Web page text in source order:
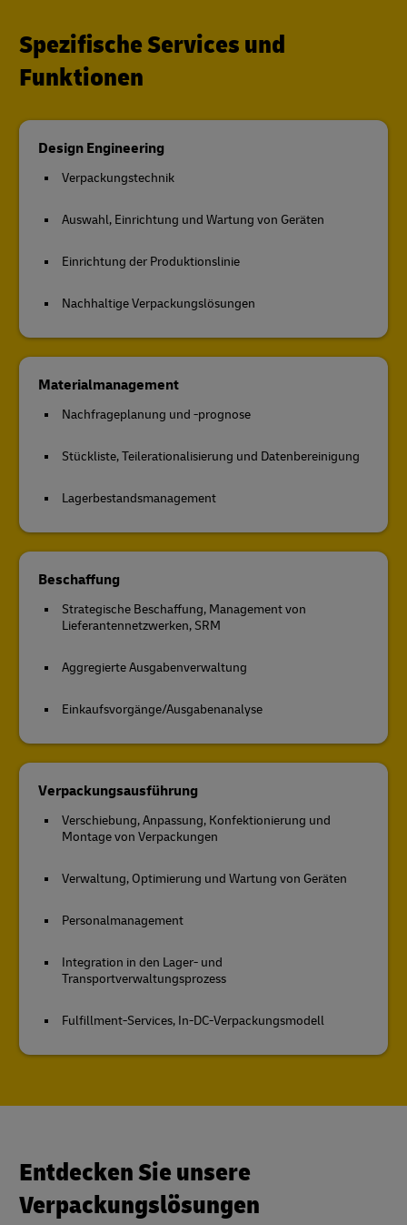
Spezifische Services und
Funktionen
Design Engineering
Verpackungstechnik
Auswahl, Einrichtung und Wartung von Geräten
Einrichtung der Produktionslinie
Nachhaltige Verpackungslösungen
Materialmanagement
Nachfrageplanung und -prognose
Stückliste, Teilerationalisierung und Datenbereinigung
Lagerbestandsmanagement
Beschaffung
Strategische Beschaffung, Management von
Lieferantennetzwerken, SRM
Aggregierte Ausgabenverwaltung
Einkaufsvorgänge/Ausgabenanalyse
Verpackungsausführung
Verschiebung, Anpassung, Konfektionierung und
Montage von Verpackungen
Verwaltung, Optimierung und Wartung von Geräten
Personalmanagement
Integration in den Lager- und
Transportverwaltungsprozess
Fulfillment-Services, In-DC-Verpackungsmodell
Entdecken Sie unsere
Verpackungslösungen